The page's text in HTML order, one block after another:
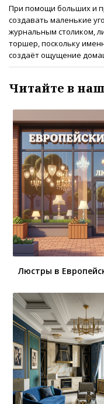
При помощи больших и
создавать маленькие
журнальным столиком,
торшер, поскольку
создаёт ощущение
Читайте в
Люстры в